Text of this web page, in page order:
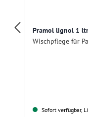
Pramol lignol 1
Wischpflege für
Sofort verfügbar,